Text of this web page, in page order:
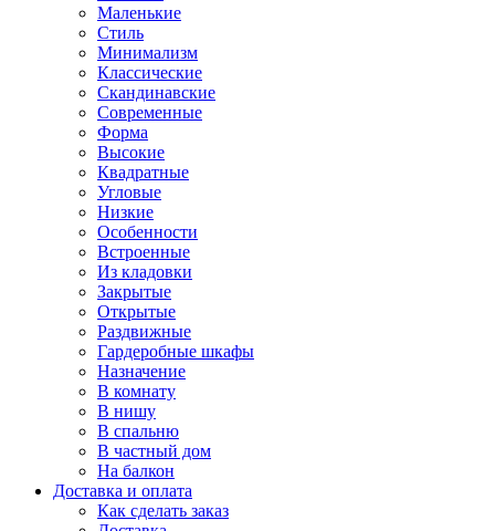
Маленькие
Стиль
Минимализм
Классические
Скандинавские
Современные
Форма
Высокие
Квадратные
Угловые
Низкие
Особенности
Встроенные
Из кладовки
Закрытые
Открытые
Раздвижные
Гардеробные шкафы
Назначение
В комнату
В нишу
В спальню
В частный дом
На балкон
Доставка и оплата
Как сделать заказ